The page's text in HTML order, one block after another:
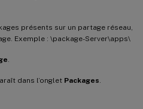
présents sur un partage réseau,
Exemple : \package-Server\apps\
dans l’onglet Packages